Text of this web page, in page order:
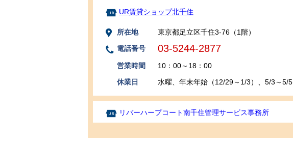
UR賃貸ショップ北千住
所在地
東京都足立区千住3-76（1階）
電話番号
03-5244-2877
営業時間
10：00～18：00
休業日
水曜、年末年始（12/29～1/3）、5/3～5/5
リバーハープコート南千住管理サービス事務所